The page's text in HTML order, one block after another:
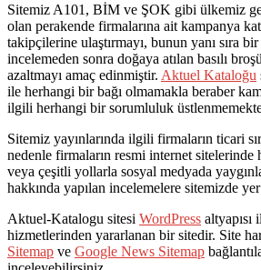
Sitemiz A101, BİM ve ŞOK gibi ülkemiz
olan perakende firmalarına ait kampanya
takipçilerine ulaştırmayı, bunun yanı sıra
incelemeden sonra doğaya atılan basılı
azaltmayı amaç edinmiştir. Aktuel Kataloğu
ile herhangi bir bağı olmamakla beraber
ilgili herhangi bir sorumluluk
Sitemiz yayınlarında ilgili firmaların ticari
nedenle firmaların resmi internet sitelerinde
veya çeşitli yollarla sosyal medyada
hakkında yapılan incelemelere sitemizde
Aktuel-Katalogu sitesi WordPress altyapısı
hizmetlerinden yararlanan bir sitedir. Site
Sitemap ve Google News Sitemap